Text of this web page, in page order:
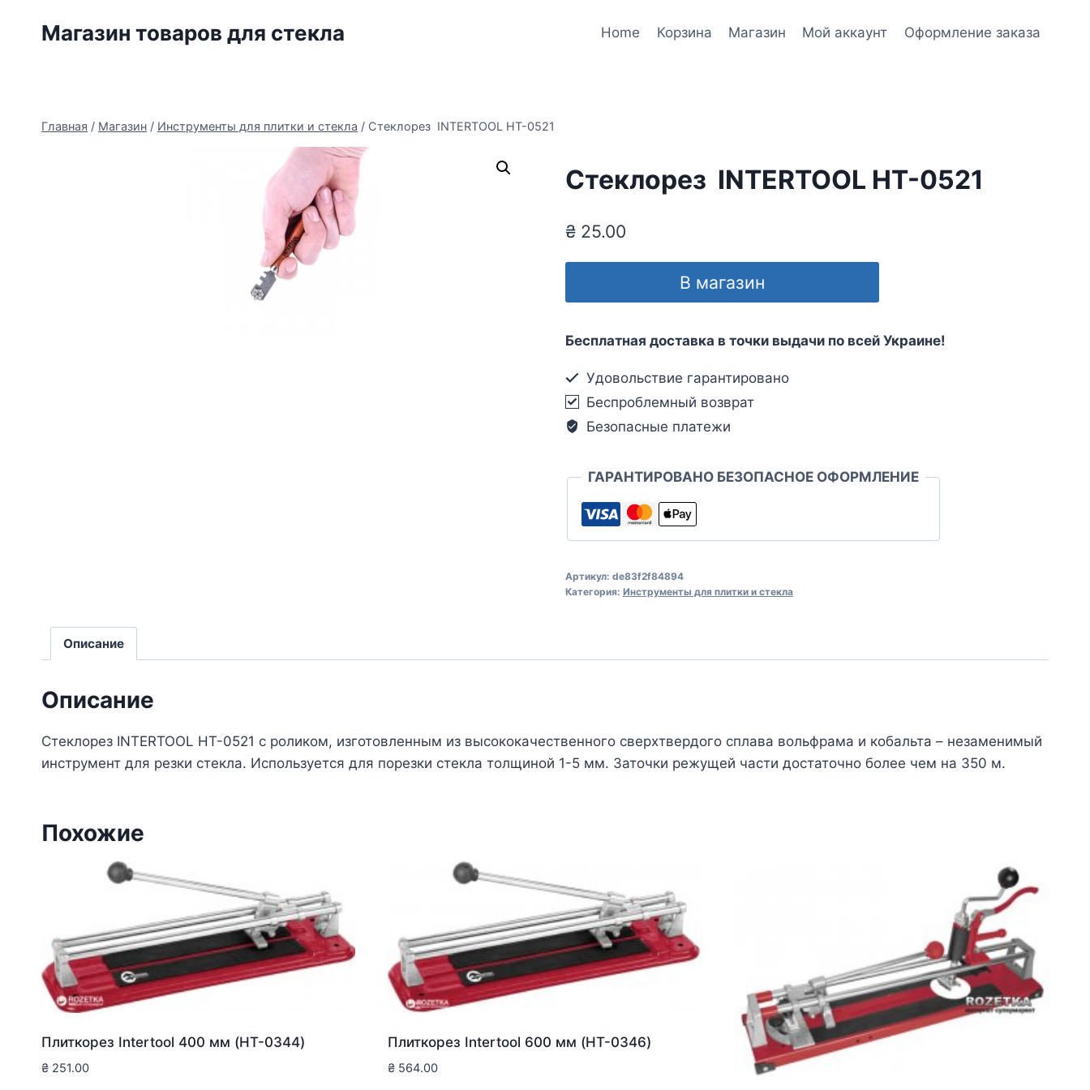
Магазин товаров для стекла Home Корзина Магазин Мой аккаунт Оформление заказа
Главная / Магазин / Инструменты для плитки и стекла / Стеклорез INTERTOOL HT-0521
Стеклорез INTERTOOL HT-0521
₴25.00
В магазин
Бесплатная доставка в точки выдачи по всей Украине!
Удовольствие гарантировано
Беспроблемный возврат
Безопасные платежи
ГАРАНТИРОВАНО БЕЗОПАСНОЕ ОФОРМЛЕНИЕ
Артикул: de83f2f84894
Категория: Инструменты для плитки и стекла
Описание
Описание
Стеклорез INTERTOOL HT-0521 c роликом, изготовленным из высококачественного сверхтвердого сплава вольфрама и кобальта – незаменимый
инструмент для резки стекла. Используется для порезки стекла толщиной 1-5 мм. Заточки режущей части достаточно более чем на 350 м.
Похожие
Плиткорез Intertool 400 мм (HT-0344)
₴ 251.00
Плиткорез Intertool 600 мм (HT-0346)
₴ 564.00